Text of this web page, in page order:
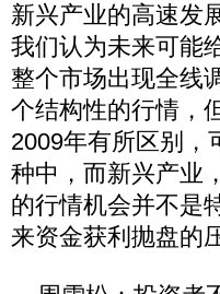
新兴产业的高速发
我们认为未来可能
整个市场出现全线
个结构性的行情，
2009年有所区别，
种中，而新兴产业
的行情机会并不是
来资金获利抛盘的